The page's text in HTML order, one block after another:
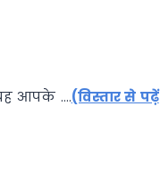
आपके ….(विस्तार से पढ़ें